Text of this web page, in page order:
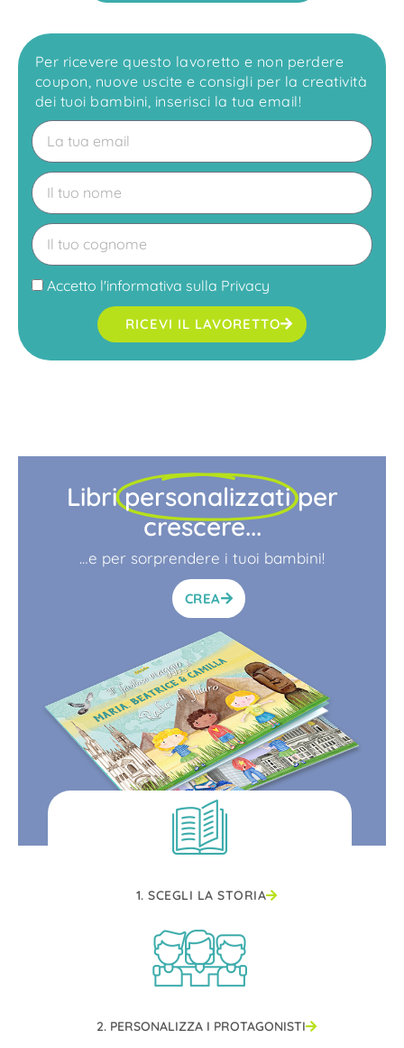
Per ricevere questo lavoretto e non perdere
coupon, nuove uscite e consigli per la creatività
dei tuoi bambini, inserisci la tua email!
Accetto l'informativa sulla Privacy
RICEVI IL LAVORETTO
Libri personalizzati per
crescere...
…e per sorprendere i tuoi bambini!
CREA
1. SCEGLI LA STORIA
2. PERSONALIZZA I PROTAGONISTI